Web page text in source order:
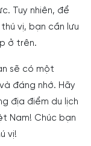
Tuy nhiên, để
vị, bạn cần lưu
ở trên.
sẽ có một
đáng nhớ. Hãy
địa điểm du lịch
Nam! Chúc bạn
vị!